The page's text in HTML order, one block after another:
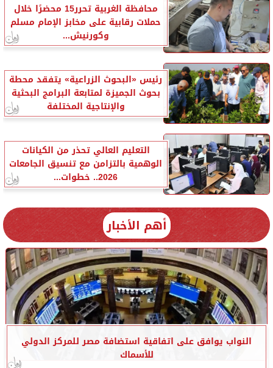
محافظة الغربية تحرر15 محضرًا خلال
حملات رقابية على مخابز الإمام مسلم
وكورنيش...
رئيس «البحوث الزراعية» يتفقد محطة
بحوث الجميزة لمتابعة البرامج البحثية
والإنتاجية المختلفة
التعليم العالي تحذر من الكيانات
الوهمية بالتزامن مع تنسيق الجامعات
2026.. خطوات...
أهم الأخبار
النواب يوافق على اتفاقية استضافة مصر للمركز الدولي
للأسماك